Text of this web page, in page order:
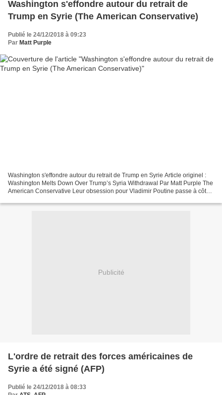
Washington s'effondre autour du retrait de
Trump en Syrie (The American Conservative)
Publié le 24/12/2018 à 09:23
Par Matt Purple
Washington s'effondre autour du retrait de Trump en Syrie Article originel :
Washington Melts Down Over Trump’s Syria Withdrawal Par Matt Purple The
American Conservative Leur obsession pour Vladimir Poutine passe à côté
Publicité
L'ordre de retrait des forces américaines de
Syrie a été signé (AFP)
Publié le 24/12/2018 à 08:33